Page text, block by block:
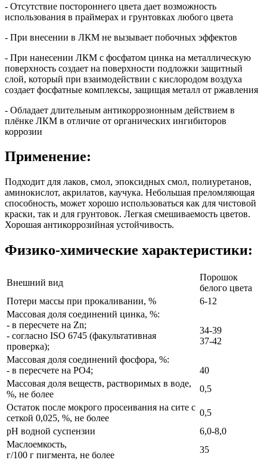
- Отсутствие постороннего цвета дает возможность
использования в праймерах и грунтовках любого цвета
- При внесении в ЛКМ не вызывает побочных эффектов
- При нанесении ЛКМ с фосфатом цинка на металлическую
поверхность создает на поверхности подложки защитный
слой, который при взаимодействии с кислородом воздуха
создает фосфатные комплексы, защищая металл от ржавления
- Обладает длительным антикоррозионным действием в
плёнке ЛКМ в отличие от органических ингибиторов
коррозии
Применение:
Подходит для лаков, смол, эпоксидных смол, полиуретанов,
аминокислот, акрилатов, каучука. Небольшая преломляющая
способность, может хорошо использоваться как для чистовой
краски, так и для грунтовок. Легкая смешиваемость цветов.
Хорошая антикоррозийная устойчивость.
Физико-химические характеристики:
Внешний вид
Поро­шок
белого цвета
Потери массы при прокаливании, %
6-12
Массовая доля соединений цинка, %:
- в пересчете на Zn;
- согласно ISO 6745 (факультативная
проверка);
34-39
37-42
Массовая доля соединений фосфора, %:
- в пересчете на РО4;
40
Массовая доля веществ, растворимых в воде,
%, не более
0,5
Остаток после мокрого просеивания на сите с
сеткой 0,025, %, не более
0,5
рН водной суспензии
6,0-8,0
Маслоемкость,
г/100 г пигмента, не более
35